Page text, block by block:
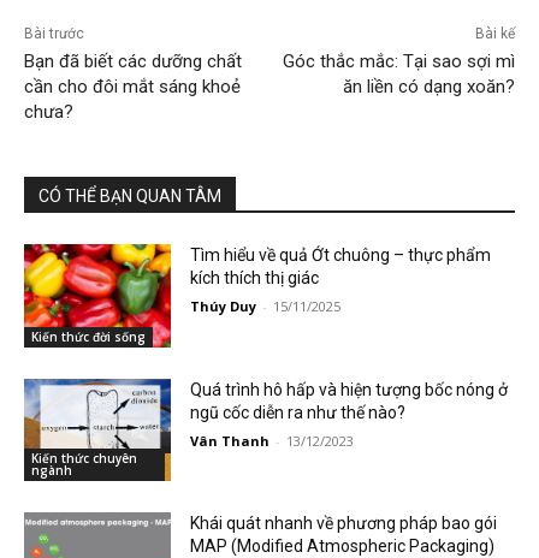
Bài trước
Bạn đã biết các dưỡng chất
cần cho đôi mắt sáng khoẻ
chưa?
Bài kế
Góc thắc mắc: Tại sao sợi mì
ăn liền có dạng xoăn?
CÓ THỂ BẠN QUAN TÂM
Kiến thức đời sống
Tìm hiểu về quả Ớt chuông – thực phẩm
kích thích thị giác
Thúy Duy - 15/11/2025
Kiến thức chuyên
ngành
Quá trình hô hấp và hiện tượng bốc nóng ở
ngũ cốc diễn ra như thế nào?
Vân Thanh - 13/12/2023
Khái quát nhanh về phương pháp bao gói
MAP (Modified Atmospheric Packaging)